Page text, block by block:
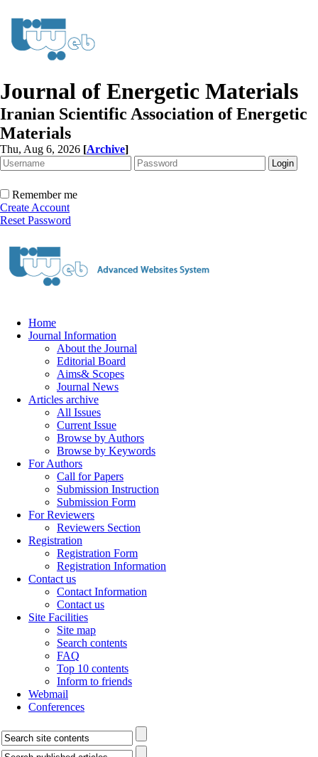
Journal of Energetic Materials
Iranian Scientific Association of Energetic
Materials
Thu, Aug 6, 2026 [Archive]
Remember me
Create Account
Reset Password
Home
Journal Information
About the Journal
Editorial Board
Aims& Scopes
Journal News
Articles archive
All Issues
Current Issue
Browse by Authors
Browse by Keywords
For Authors
Call for Papers
Submission Instruction
Submission Form
For Reviewers
Reviewers Section
Registration
Registration Form
Registration Information
Contact us
Contact Information
Contact us
Site Facilities
Site map
Search contents
FAQ
Top 10 contents
Inform to friends
Webmail
Conferences